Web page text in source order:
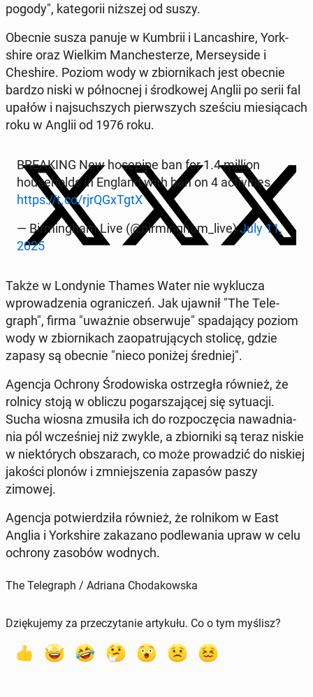
pogody", kat­e­gorii niższej od suszy.
Obecnie susza panuje w Kumbrii i Lan­cashire, York­
shire oraz Wielkim Man­ches­terze, Mersey­side i
Cheshire. Poziom wody w zbiornikach jest obecnie
bardzo niski w północ­nej i środ­kowej Anglii po serii fal
upałów i na­j­such­szych pier­wszych sześciu miesią­cach
roku w Anglii od 1976 roku.
BREAK­ING New hosepipe ban for 1.4 million
house­holds in England with ban on 4 ac­tiv­i­ties
https://t.co/rjrQGxTgtX
— Birm­ing­ham Live (@birm­ing­ham_live)July 11,
2025
Także w Lon­dynie Thames Water nie wyk­lucza
wprowadzenia ograniczeń. Jak ujawnił "The Tele­
graph", firma "uważnie ob­ser­wu­je" spada­ją­cy poziom
wody w zbiornikach za­opa­tru­ją­cych stolicę, gdzie
zapasy są obecnie "nieco poniżej śred­niej".
Agencja Ochrony Środowiska os­trzegła również, że
rolnicy stoją w obliczu pog­a­rsza­jącej się sytu­acji.
Sucha wiosna zmusiła ich do rozpoczę­cia nawad­ni­a­
nia pól wcześniej niż zwykle, a zbiorni­ki są teraz niskie
w niek­tórych ob­szarach, co może prowadz­ić do niskiej
jakości plonów i zm­niejszenia zapasów paszy
zimowej.
Agencja potwierdz­iła również, że rol­nikom w East
Anglia i York­shire za­kazano podle­wa­nia upraw w celu
ochrony zasobów wodnych.
The Telegraph / Adriana Chodakowska
Dziękujemy za przeczytanie artykułu. Co o tym myślisz?